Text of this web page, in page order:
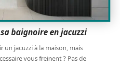
baignoire en jacuzzi
un jacuzzi à la maison, mais
vous freinent ? Pas de